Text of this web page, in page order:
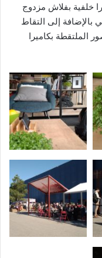
كاميرا خلفية بفلاش مزدوج
بالإضافة إلى التقاط
الملتقطة بكاميرا